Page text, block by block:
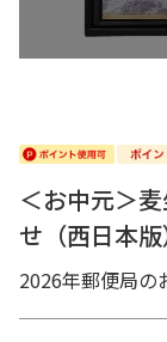
＜お中元＞
せ（西日本版
2026年郵便局